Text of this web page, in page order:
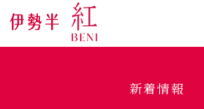
新着情報